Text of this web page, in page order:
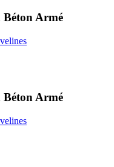
Béton Armé
Béton Armé